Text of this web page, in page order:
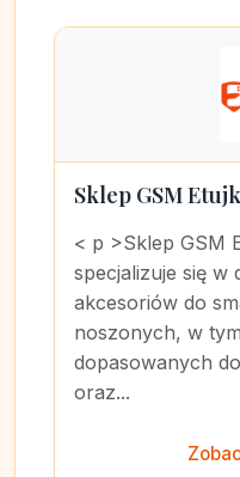
Sklep GSM
< p >Sklep GSM
specjalizuje się
akcesoriów do
noszonych, w
dopasowanych
oraz...